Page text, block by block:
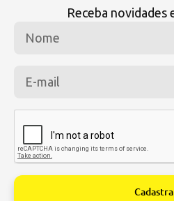
Receba novidades